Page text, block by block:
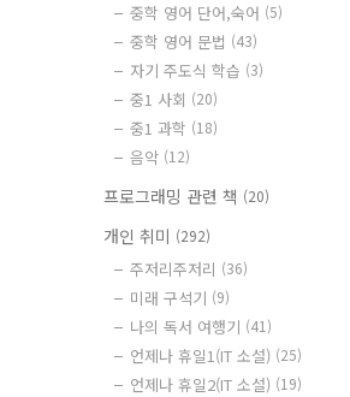
중학 영어 단어,숙어 (5)
중학 영어 문법 (43)
자기 주도식 학습 (3)
중1 사회 (20)
중1 과학 (18)
음악 (12)
프로그래밍 관련 책 (20)
개인 취미 (292)
주저리주저리 (36)
미래 구석기 (9)
나의 독서 여행기 (41)
언제나 휴일1(IT 소설) (25)
언제나 휴일2(IT 소설) (19)